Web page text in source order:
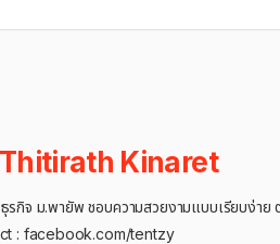
Thitirath Kinaret
รกิจ ม.พายัพ ชอบความสวยงามแบบเรียบง่า
: facebook.com/tentzy